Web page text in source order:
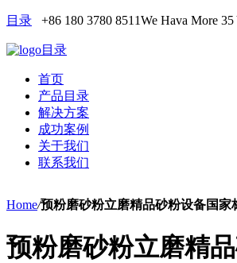
目录 +86 180 3780 8511We Hava More 35
目录
首页
产品目录
解决方案
成功案例
关于我们
联系我们
Home/预粉磨砂粉立磨精品砂粉设备国家
预粉磨砂粉立磨精